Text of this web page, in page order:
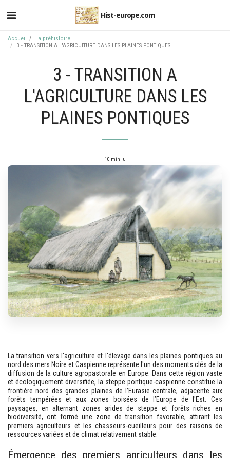
Hist-europe.com
Accueil
La préhistoire
3 - TRANSITION A L'AGRICULTURE DANS LES PLAINES PONTIQUES
3 - TRANSITION A
L'AGRICULTURE DANS LES
PLAINES PONTIQUES
10 min lu
La transition vers l'agriculture et l'élevage dans les plaines pontiques au
nord des mers Noire et Caspienne représente l'un des moments clés de la
diffusion de la culture agropastorale en Europe. Dans cette région vaste
et écologiquement diversifiée, la steppe pontique-caspienne constitue la
frontière nord des grandes plaines de l’Eurasie centrale, adjacente aux
forêts tempérées et aux zones boisées de l’Europe de l'Est. Ces
paysages, en alternant zones arides de steppe et forêts riches en
biodiversité, ont formé une zone de transition favorable, attirant les
premiers agriculteurs et les chasseurs-cueilleurs pour des raisons de
ressources variées et de climat relativement stable.
Émergence des premiers agriculteurs dans les